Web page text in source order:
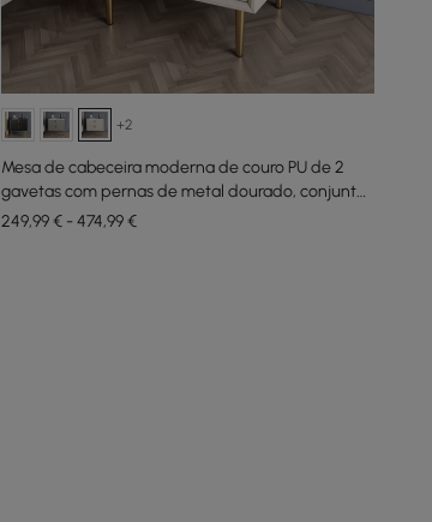
+2
Mesa de cabeceira moderna de couro PU de 2
gavetas com pernas de metal dourado, conjunto
de 2
249,99 € - 474,99 €